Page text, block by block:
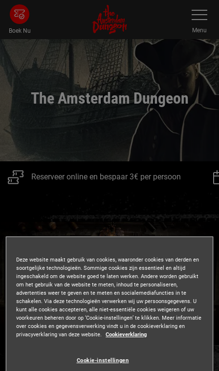
Skip
naar
main
conent
Boek Nu
Schakel
Navigatie
Menu
The Amsterdam Dungeon
Reserveer online en bespaar 3€ per persoon
Wat is The Dungeon?
Deze website maakt gebruik van cookies, waaronder cookies van derden en
soortgelijke technologieën. Sommige cookies zijn essentieel en altijd
ingeschakeld om de website goed te laten werken. Andere worden gebruikt
om het gebruik van de website te meten, inhoud te personaliseren,
advertenties weer te geven en te meten en socialemediafuncties in te
schakelen. Via deze technologieën verwerken wij uw persoonsgegevens. U
kunt alle cookies accepteren, alle niet-essentiële cookies weigeren of uw
voorkeuren beheren door op ‘Cookie-instellingen’ te klikken. Meer informatie
over cookies en gegevensverwerking vindt u in de cookieverklaring en
privacyverklaring van deze website.
Cookieverklaring
Cookie-instellingen